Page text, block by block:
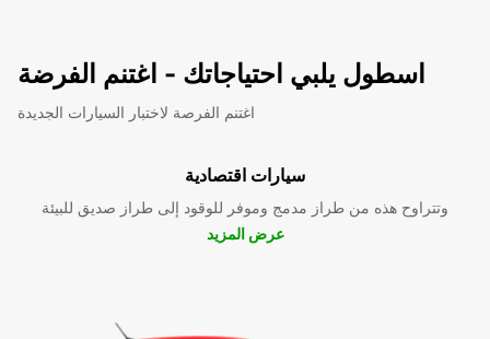
اسطول يلبي احتياجاتك - اغتنم الفرضة
اغتنم الفرصة لاختبار السيارات الجديدة
سيارات اقتصادية
وتتراوح هذه من طراز مدمج وموفر للوقود إلى طراز صديق للبيئة
عرض المزيد